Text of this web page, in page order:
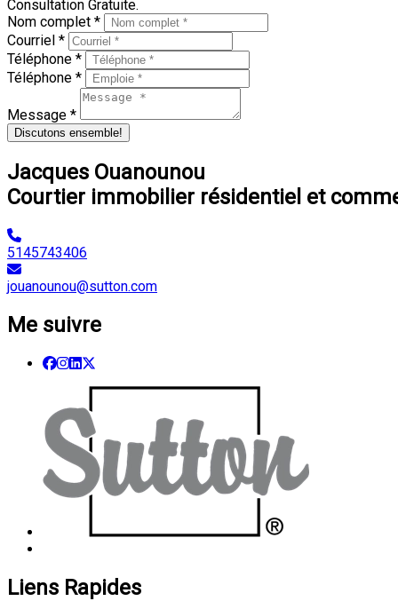
Consultation Gratuite.
Nom complet *
Courriel *
Téléphone *
Téléphone *
Message *
Discutons ensemble!
Jacques Ouanounou
Courtier immobilier résidentiel et
5145743406
jouanounou@sutton.com
Me suivre
Liens Rapides